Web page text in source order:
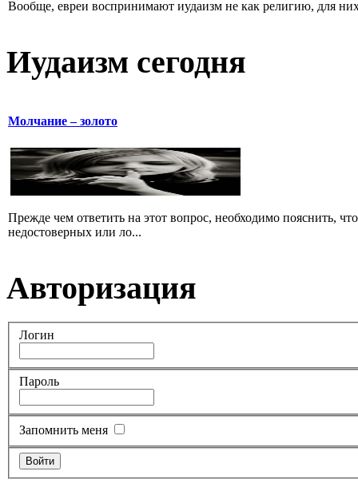
Вообще, евреи воспринимают иудаизм не как религию, для
Иудаизм сегодня
Молчание – золото
Прежде чем ответить на этот вопрос, необходимо пояснить,
недостоверных или ло...
Авторизация
Логин
Пароль
Запомнить меня